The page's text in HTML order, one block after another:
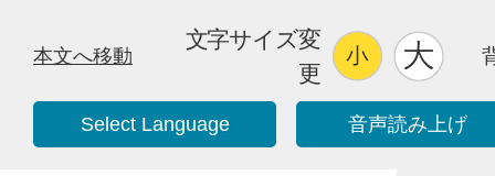
本文へ移動
文字サイズ変
更
Select Language 音声読み上げ